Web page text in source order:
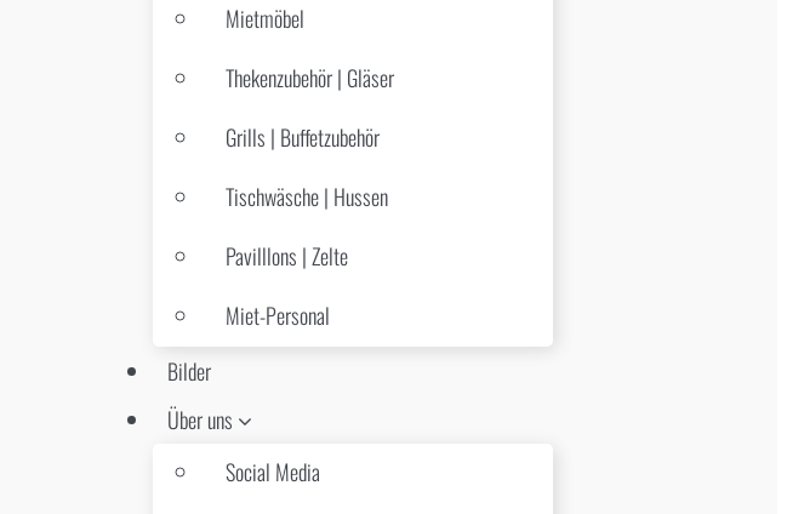
Mietmöbel
Thekenzubehör | Gläser
Grills | Buffetzubehör
Tischwäsche | Hussen
Pavilllons | Zelte
Miet-Personal
Bilder
Über uns
Social Media